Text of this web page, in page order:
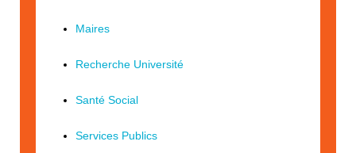
Maires
Recherche Université
Santé Social
Services Publics